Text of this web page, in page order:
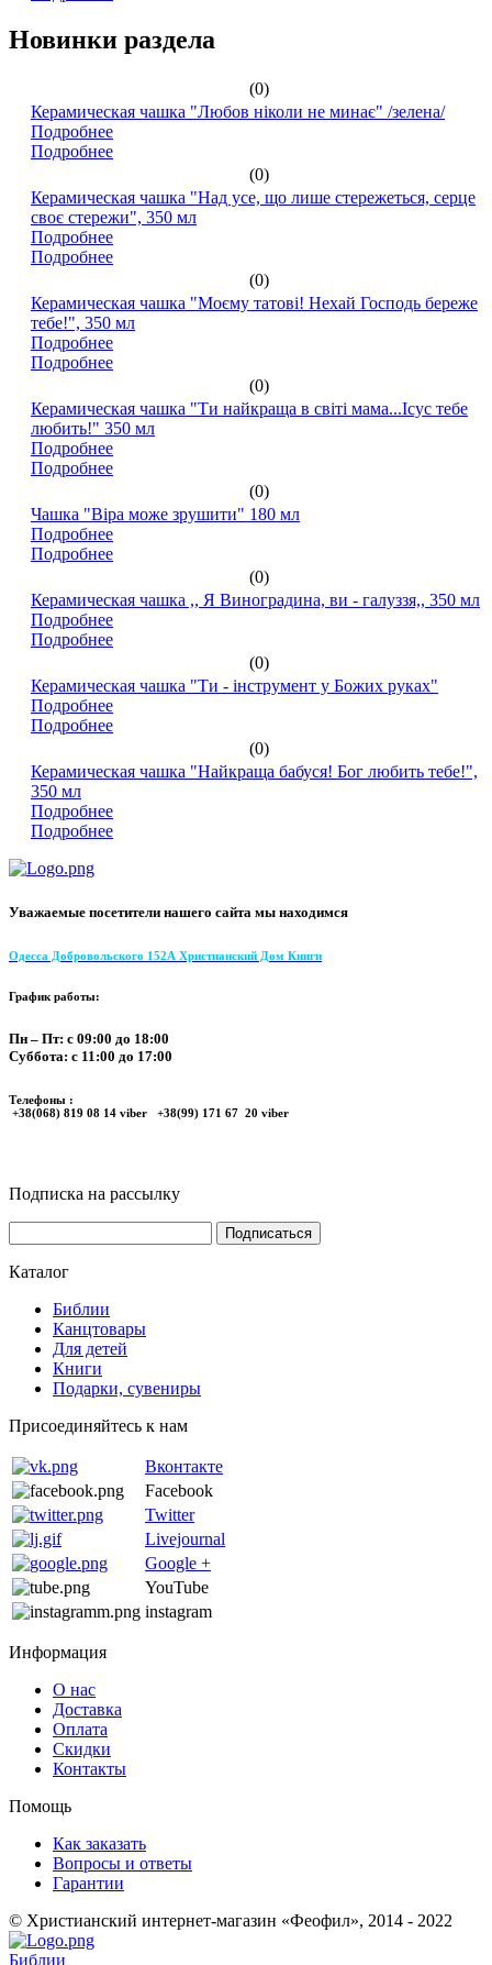
Новинки раздела
(0)
Керамическая чашка "Любов ніколи не минає" /зелена/
Подробнее
Подробнее
(0)
Керамическая чашка "Над усе, що лише стережеться, серце
своє стережи", 350 мл
Подробнее
Подробнее
(0)
Керамическая чашка "Моєму татові! Нехай Господь береже
тебе!", 350 мл
Подробнее
Подробнее
(0)
Керамическая чашка "Ти найкраща в світі мама...Ісус тебе
любить!" 350 мл
Подробнее
Подробнее
(0)
Чашка "Віра може зрушити" 180 мл
Подробнее
Подробнее
(0)
Керамическая чашка ,, Я Виноградина, ви - галуззя,, 350 мл
Подробнее
Подробнее
(0)
Керамическая чашка "Ти - інструмент у Божих руках"
Подробнее
Подробнее
(0)
Керамическая чашка "Найкраща бабуся! Бог любить тебе!",
350 мл
Подробнее
Подробнее
Уважаемые посетители нашего сайта мы находимся
Одесса Добровольского 152А Христианский Дом Книги
График работы:
Пн – Пт: с 09:00 до 18:00
Суббота: с 11:00 до 17:00
Телефоны :
+38(068) 819 08 14 viber +38(99) 171 67 20 viber
Подписка на рассылку
Каталог
Библии
Канцтовары
Для детей
Книги
Подарки, сувениры
Присоединяйтесь к нам
Вконтакте
Facebook
Twitter
Livejournal
Google +
YouTube
instagram
Информация
О нас
Доставка
Оплата
Скидки
Контакты
Помощь
Как заказать
Вопросы и ответы
Гарантии
© Христианский интернет-магазин «Феофил», 2014 - 2022
Библии